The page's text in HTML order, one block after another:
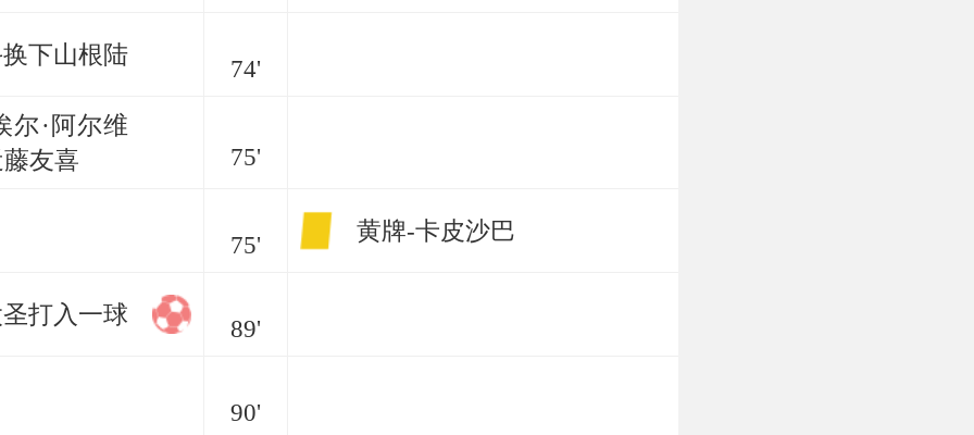
下山根陆
74'
尔·阿尔维
友喜
75'
75' 黄牌-卡皮沙巴
打入一球 89'
90'